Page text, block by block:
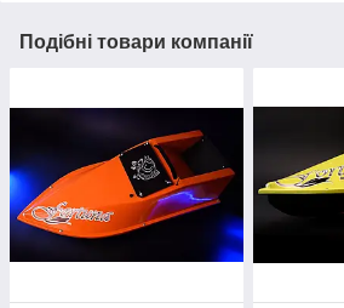
Подібні товари компанії